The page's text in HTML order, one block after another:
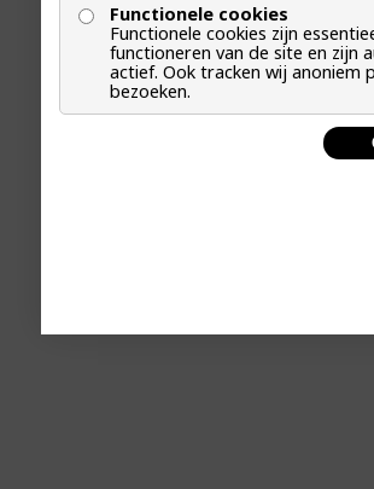
Functionele cookies
Functionele cookies zijn
functioneren van de site en zijn
actief. Ook tracken wij anoniem
bezoeken.